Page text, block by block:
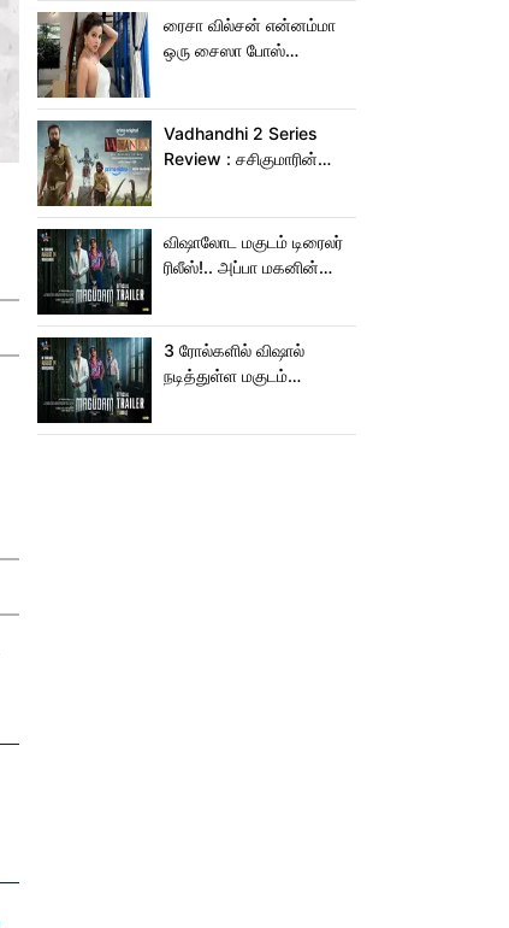
ரைசா வில்சன் என்னம்மா
ஒரு சைஸா போஸ்
Vadhandhi 2 Series
Review : சசிகுமாரின்
விமர்சனம்!
விஷாலோட மகுடம் டிரைலர்
ரிலீஸ்!.. அப்பா மகனின்
3 ரோல்களில் விஷால்
நடித்துள்ள மகுடம்